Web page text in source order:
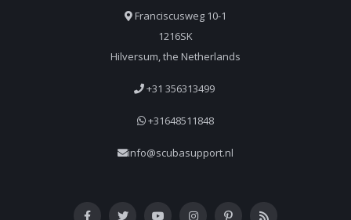
Franciscusweg 10-1
1216SK
Hilversum, the Netherlands
+31 356313499
+31648511848
info@scubasupport.nl